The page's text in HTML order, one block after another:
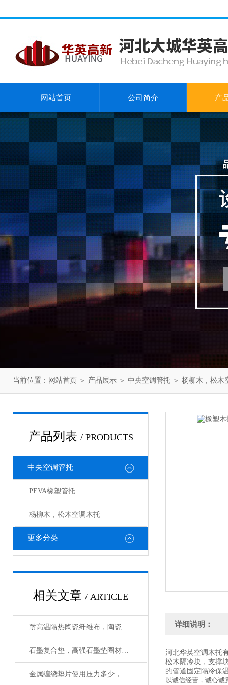
网站首页 公司简介 产
当前位置： 网站首页 ＞ 产品展示 ＞ 中央空调管托 ＞ 杨柳木，松木
产品列表 / PRODUCTS
中央空调管托
PEVA橡塑管托
杨柳木，松木空调木托
更多分类
相关文章 / ARTICLE
耐高温隔热陶瓷纤维布，陶瓷布使用温度
石墨复合垫，高强石墨垫圈材质与性能
金属缠绕垫片使用压力多少，使用温度多少
详细说明：
河北华英空调木托
松木隔冷块，支撑
的管道固定隔冷保
以诚信经营，诚心